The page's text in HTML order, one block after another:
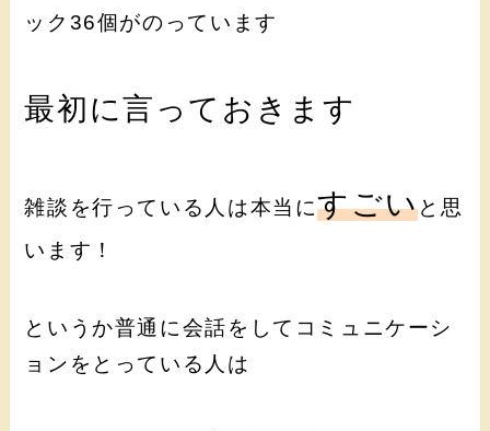
ック36個がのっています
最初に言っておきます
雑談を行っている人は本当にすごいと思
います！
というか普通に会話をしてコミュニケーシ
ョンをとっている人は